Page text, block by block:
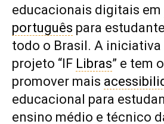
educacionais digitais em
português para
todo o Brasil. A
projeto “IF Libras” e tem
promover mais
educacional para
ensino médio e técnico